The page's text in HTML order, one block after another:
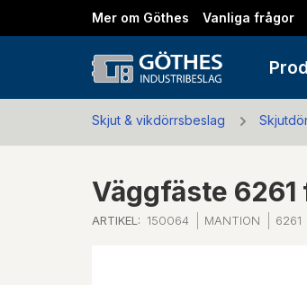
Mer om Göthes Vanliga frågor
Skjut & vikdörrsbeslag
Väggfäste
ARTIKEL: 150064 MANTION 6261